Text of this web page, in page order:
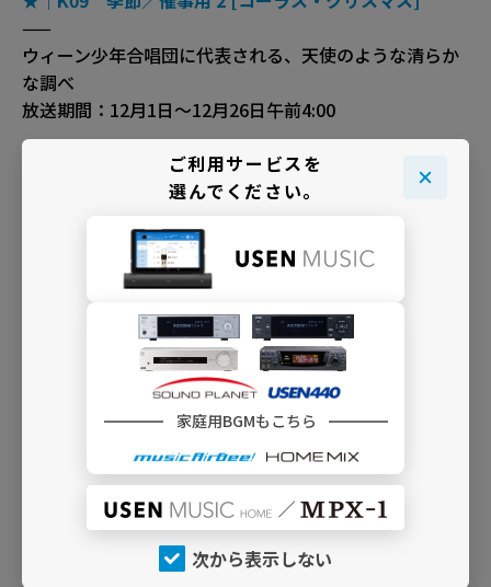
——
ウィーン少年合唱団に代表される、天使のような清らか
な調べ
放送期間：12月1日～12月26日午前4:00
★｜K12 季節／催事用 5 [ブラス・アンサンブル・クリ
金管楽器が奏でる華やかで神々しい響きの定番Xmas
放送期間：12月1日～12月26日午前4:00
B60 オペラ／声楽曲
聖歌隊によるキャロルをはじめ、クリスマスのための声
「クリスマスBGMセレクション2023」TOPページへ戻る
ご利用サービスを
選んでください。
家庭用BGMもこちら
次から表示しない